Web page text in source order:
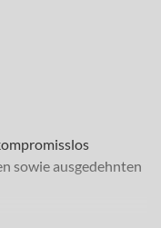
sowie ausgedehnten